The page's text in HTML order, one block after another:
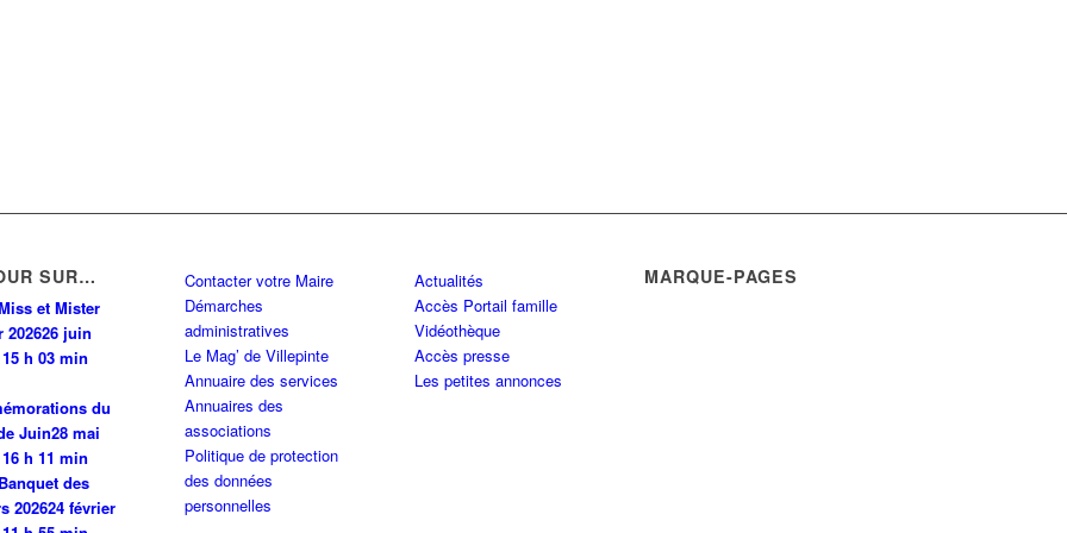
0 km
93420 VILLEPINTE
0 km
SUR…
et Mister
202626 juin
h 03 min
du
Juin28 mai
h 11 min
Banquet des
202624 février
Contacter votre Maire
Démarches
administratives
Le Mag’ de Villepinte
Annuaire des services
Annuaires des
associations
Politique de protection
des données
personnelles
Actualités
Accès Portail famille
Vidéothèque
Accès presse
Les petites annonces
MARQUE-PAGES